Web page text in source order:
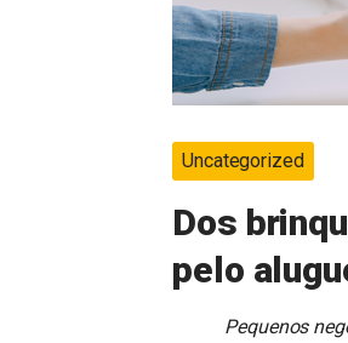
Uncategorized
Dos
pelo
Pequenos